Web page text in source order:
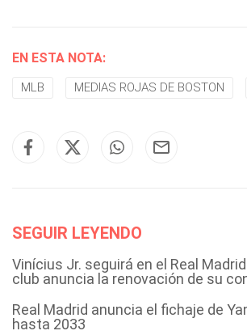
EN ESTA NOTA:
MLB MEDIAS ROJAS DE BOSTON
SEGUIR LEYENDO
Vinícius Jr. seguirá en el Real
club anuncia la renovación de su
Real Madrid anuncia el fichaje de
hasta 2033